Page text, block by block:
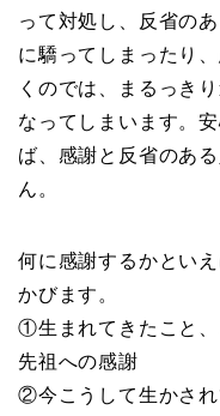
って対処し、反省の
に驕ってしまったり
くのでは、まるっき
なってしまいます。
ば、感謝と反省のあ
ん。
何に感謝するかとい
かびます。
①生まれてきたこと、
先祖への感謝
②今こうして生かさ